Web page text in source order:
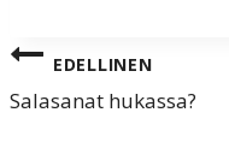
Artikkelien
selaus
EDELLINEN
Salasanat hukassa?